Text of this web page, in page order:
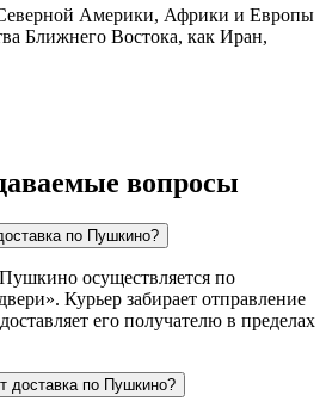
Америки, Африки и Европы
Ближнего Востока, как Иран,
вопросы
по Пушкино?
осуществляется по
Курьер забирает отправление
его получателю в пределах
доставка по Пушкино?